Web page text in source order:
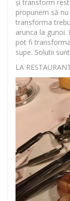
și transform
propunem să
transforma
arunca la gunoi.
pot fi
supe. Solutii
LA